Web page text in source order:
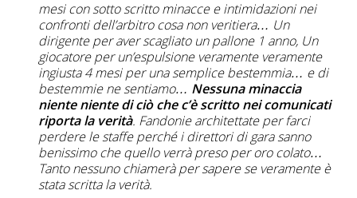
mesi con sotto scritto minacce e intimidazioni nei
confronti dell’arbitro cosa non veritiera… Un
dirigente per aver scagliato un pallone 1 anno, Un
giocatore per un’espulsione veramente veramente
ingiusta 4 mesi per una semplice bestemmia… e di
bestemmie ne sentiamo… Nessuna minaccia
niente niente di ciò che c’è scritto nei comunicati
riporta la verità. Fandonie architettate per farci
perdere le staffe perché i direttori di gara sanno
benissimo che quello verrà preso per oro colato…
Tanto nessuno chiamerà per sapere se veramente è
stata scritta la verità.